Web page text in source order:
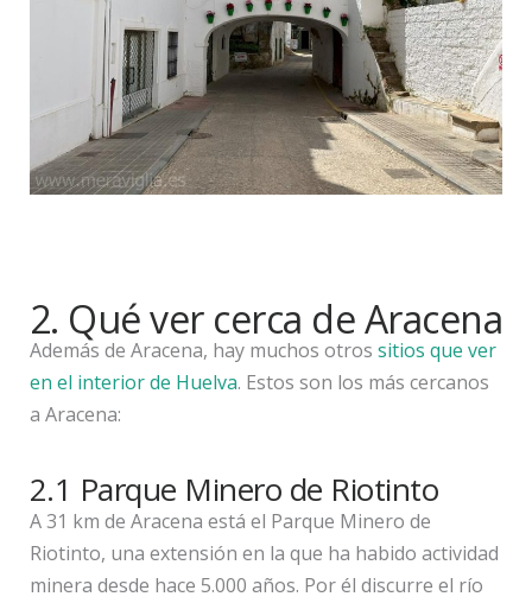
2. Qué ver cerca de Aracena
Además de Aracena, hay muchos otros sitios que ver
en el interior de Huelva. Estos son los más cercanos
a Aracena:
2.1 Parque Minero de Riotinto
A 31 km de Aracena está el Parque Minero de
Riotinto, una extensión en la que ha habido actividad
minera desde hace 5.000 años. Por él discurre el río